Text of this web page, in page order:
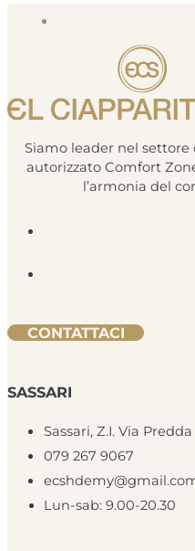
Siamo leader nel settore
autorizzato Comfort
l’armonia del
CONTATTACI
SASSARI
Sassari, Z.I. Via
079 267 9067
Lun-sab: 9.00-20.30